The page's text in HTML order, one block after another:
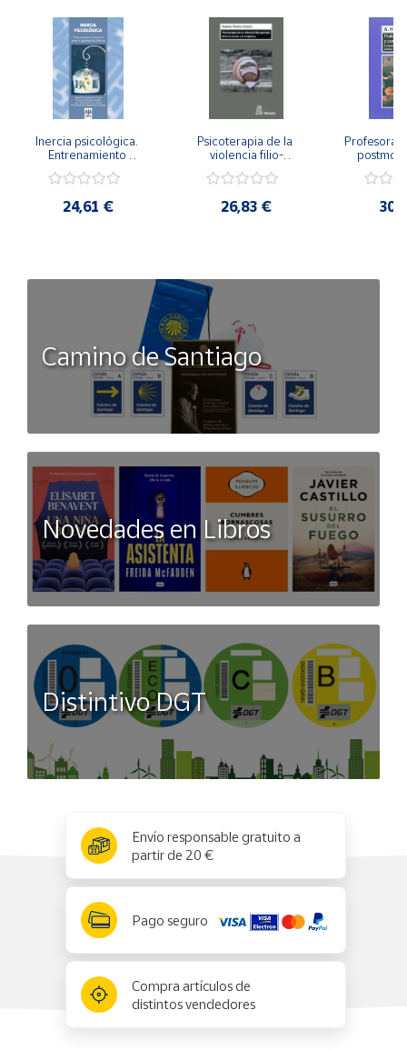
Inercia psicológica.
Entrenamiento
Igualdad de Género.
24,61 €
Psicoterapia de la
violencia filio-
secreto y la
26,83 €
Camino de Santiago
Novedades en Libros
Distintivo DGT
Envío responsable gratuito a
partir de 20 €
Pago seguro
Compra artículos de
distintos vendedores